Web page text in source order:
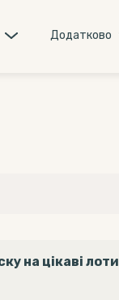
Додатково
на цікаві лоти